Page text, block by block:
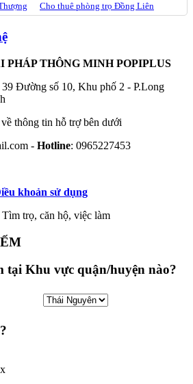
Cho thuê phòng trọ Đồng Liên
PHÁP THÔNG MINH POPIPLUS
39 Đường số 10, Khu phố 2 - P.Long
thông tin hỗ trợ bên dưới
- Hotline: 0965227453
khoản sử dụng
trọ, căn hộ, việc làm
tại Khu vực quận/huyện nào?